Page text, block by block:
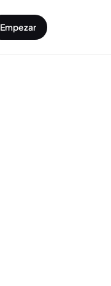
Empezar